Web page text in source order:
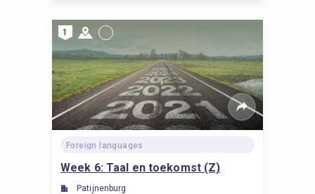
1
Foreign languages
Week 6: Taal en toekomst (Z)
Patijnenburg